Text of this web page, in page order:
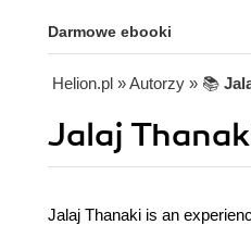
Darmowe ebooki
Helion.pl » Autorzy » 📚
Jalaj
Jalaj Thanaki is an